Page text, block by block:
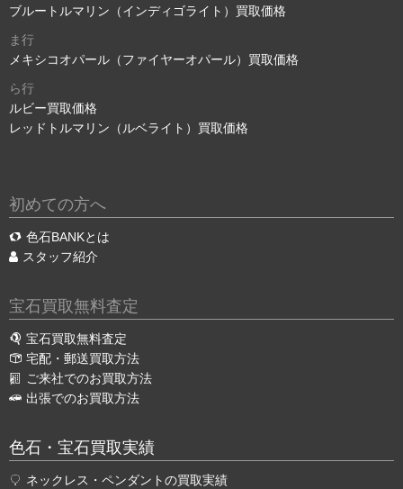
ブルートルマリン（インディゴライト）買取価格
ま行
メキシコオパール（ファイヤーオパール）買取価格
ら行
ルビー買取価格
レッドトルマリン（ルベライト）買取価格
初めての方へ
色石BANKとは
スタッフ紹介
宝石買取無料査定
宝石買取無料査定
宅配・郵送買取方法
ご来社でのお買取方法
出張でのお買取方法
色石・宝石買取実績
ネックレス・ペンダントの買取実績